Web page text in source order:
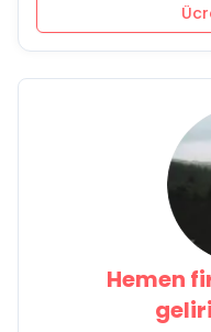
Hemen